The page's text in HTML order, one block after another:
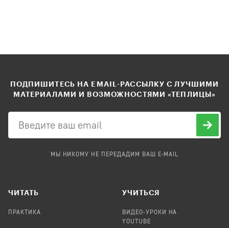
ПОДПИШИТЕСЬ НА EMAIL-РАССЫЛКУ С ЛУЧШИМИ
МАТЕРИАЛАМИ И ВОЗМОЖНОСТЯМИ «ТЕПЛИЦЫ»
МЫ НИКОМУ НЕ ПЕРЕДАДИМ ВАШ E-MAIL
ЧИТАТЬ
ПРАКТИКА
УЧИТЬСЯ
ВИДЕО-УРОКИ НА
YOUTUBE